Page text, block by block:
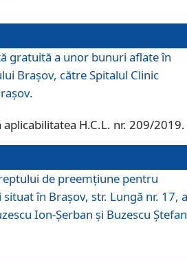
gratuită a unor bunuri aflate în
Braşov, către Spitalul Clinic
aplicabilitatea H.C.L. nr. 209/2019.
de preemţiune pentru
în Braşov, str. Lungă nr. 17,
Ion-Şerban și Buzescu